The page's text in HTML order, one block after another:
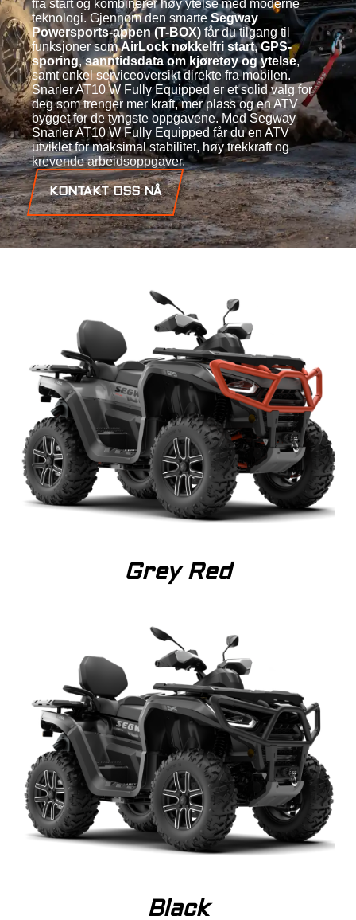
fra start og kombinerer høy ytelse med moderne
teknologi. Gjennom den smarte Segway
Powersports-appen (T-BOX) får du tilgang til
funksjoner somAirLock nøkkelfri start,GPS-
sporing,sanntidsdata om kjøretøy og ytelse,
samt enkel serviceoversikt direkte fra mobilen.
Snarler AT10 W Fully Equipped er et solid valg for
deg som trenger mer kraft, mer plass og en ATV
bygget for de tyngste oppgavene. Med Segway
Snarler AT10 W Fully Equipped får du en ATV
utviklet for maksimal stabilitet, høy trekkraft og
krevende arbeidsoppgaver.
KONTAKT OSS NÅ
Grey Red
Black